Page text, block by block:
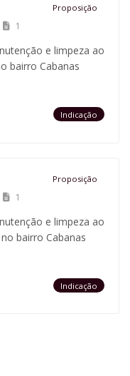
Proposição
1
e limpeza ao
bairro Cabanas
Indicação
Proposição
1
e limpeza ao
bairro Cabanas
Indicação